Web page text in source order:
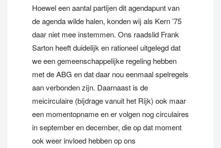
Hoewel een aantal partijen dit agendapunt van
de agenda wilde halen, konden wij als Kern ’75
daar niet mee instemmen. Ons raadslid Frank
Sarton heeft duidelijk en rationeel uitgelegd dat
we een gemeenschappelijke regeling hebben
met de ABG en dat daar nou eenmaal spelregels
aan verbonden zijn. Daarnaast is de
meicirculaire (bijdrage vanuit het Rijk) ook maar
een momentopname en er volgen nog circulaires
in september en december, die op dat moment
ook weer invloed hebben op ons